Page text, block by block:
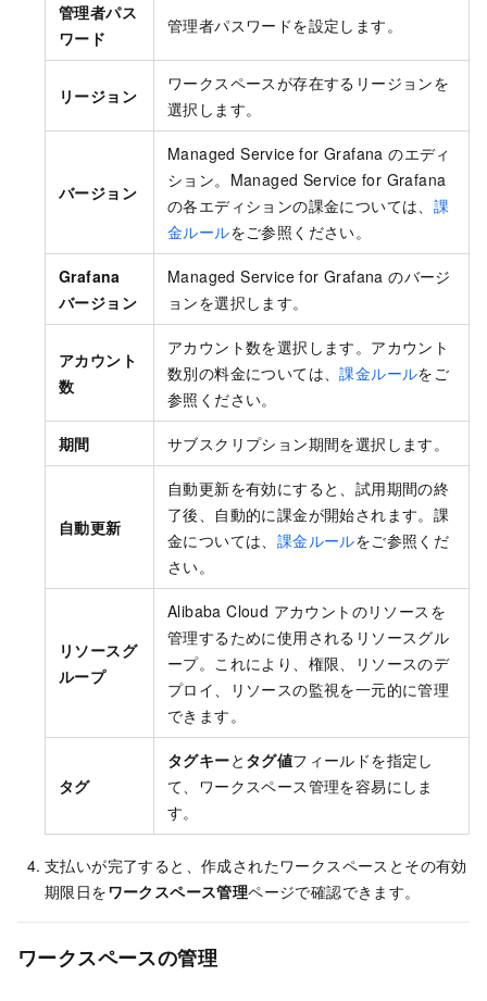
管理者パス
ワード
管理者パスワードを設定します。
リージョン
ワークスペースが存在するリージョンを
選択します。
バージョン
Managed Service for Grafana のエディ
ション。 Managed Service for Grafana
の各エディションの課金については、 課
金ルールをご参照ください。
Grafana
バージョン
Managed Service for Grafana のバージ
ョンを選択します。
アカウント
数
アカウント数を選択します。 アカウント
数別の料金については、課金ルールをご
参照ください。
期間 サブスクリプション期間を選択します。
自動更新
自動更新を有効にすると、試用期間の終
了後、自動的に課金が開始されます。 課
金については、 課金ルールをご参照くだ
さい。
リソースグ
ループ
Alibaba Cloud アカウントのリソースを
管理するために使用されるリソースグル
ープ。これにより、権限、リソースのデ
プロイ、リソースの監視を一元的に管理
できます。
タグ
タグキーと タグ値フィールドを指定し
て、ワークスペース管理を容易にしま
す。
支払いが完了すると、作成されたワークスペースとその有効
期限日をワークスペース管理ページで確認できます。
ワークスペースの管理